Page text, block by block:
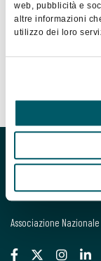
web, pubblicità e
altre informazioni
utilizzo dei loro
Servizi
appartenenti al
Associazione